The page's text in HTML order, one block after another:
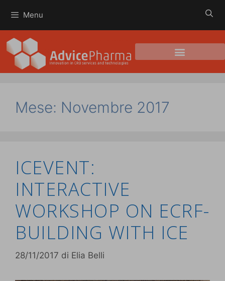
Menu
Mese: Novembre 2017
ICEVENT:
INTERACTIVE
WORKSHOP ON ECRF-
BUILDING WITH ICE
28/11/2017 di Elia Belli